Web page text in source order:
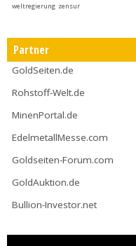
weltregierung zensur
Partner
GoldSeiten.de
Rohstoff-Welt.de
MinenPortal.de
EdelmetallMesse.com
Goldseiten-Forum.com
GoldAuktion.de
Bullion-Investor.net